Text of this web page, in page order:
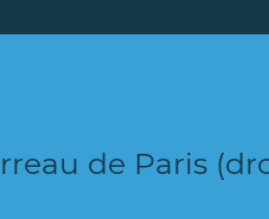
de Paris